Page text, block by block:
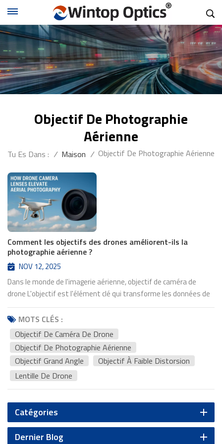
Objectif De Photographie
Aérienne
Tu Es Dans : / Maison / Objectif De Photographie Aérienne
Comment les objectifs des drones améliorent-ils la
photographie aérienne ?
NOV 12, 2025
Dans le monde de l'imagerie aérienne, objectif de caméra de
drone L'objectif est l'élément clé qui transforme les données de
vol en images époustouflantes en haute définition. Qu'il s'agisse
de photographie de paysage, d'inspection, de cartographie ou de
surveillance, la performance de l'objectif d'un drone détermine la
précision et la netteté avec lesquelles celui-ci capture le monde
vu du ciel. L'importance de la précision optique en imagerie
aérienne La capacité d'un drone à produire des images stables et
de haute qualité dépend en grande partie de la précision optique
de son système de visée. objectif de photographie
aérienneContrairement aux objectifs standard, les objectifs pour
drones doivent trouver un équilibre entre un large champ de
vision, une construction légère et une faible distorsion, afin de
garantir que chaque image soit nette et géométriquement
MOTS CLÉS :
Objectif De Caméra De Drone
Objectif De Photographie Aérienne
Objectif Grand Angle
Objectif À Faible Distorsion
Lentille De Drone
Catégories
Dernier Blog